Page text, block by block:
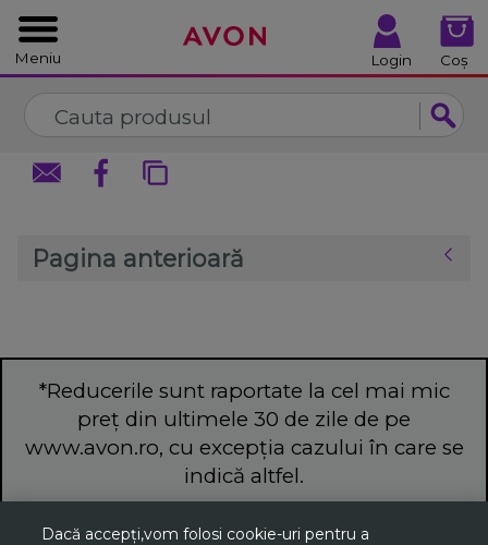
Meniu Login Coș
Pagina anterioară
*Reducerile sunt raportate la cel mai mic
preț din ultimele 30 de zile de pe
www.avon.ro, cu excepția cazului în care se
indică altfel.
Închide Închide
Dacă accepți,vom folosi cookie-uri pentru a